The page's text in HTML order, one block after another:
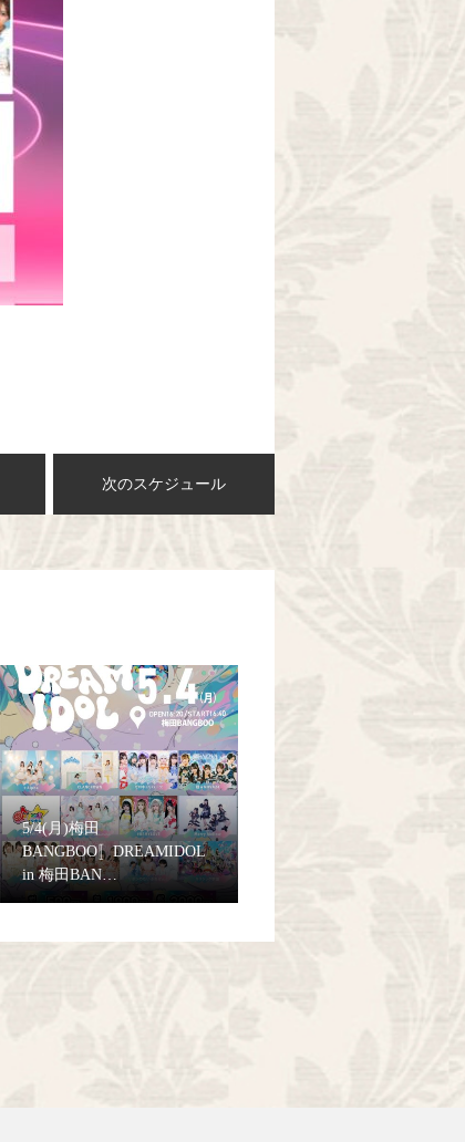
次のスケジュール
5/4(月)梅田
BANGBOO〚DREAMIDOL
in 梅田BAN…